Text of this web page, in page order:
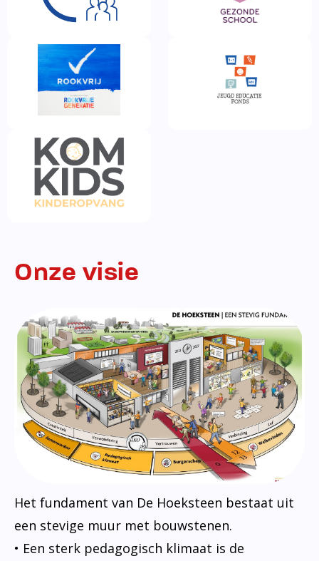
Onze visie
Het fundament van De Hoeksteen bestaat uit
een stevige muur met bouwstenen.
• Een sterk pedagogisch klimaat is de